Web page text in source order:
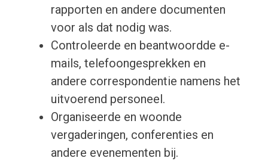
rapporten en andere documenten
voor als dat nodig was.
Controleerde en beantwoordde e-
mails, telefoongesprekken en
andere correspondentie namens het
uitvoerend personeel.
Organiseerde en woonde
vergaderingen, conferenties en
andere evenementen bij.